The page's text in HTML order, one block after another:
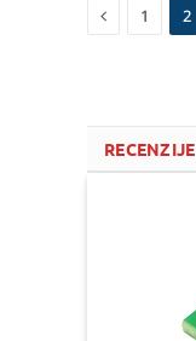
Previous
1 2
RECENZIJE